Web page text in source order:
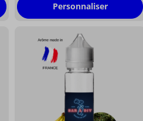
Personnaliser